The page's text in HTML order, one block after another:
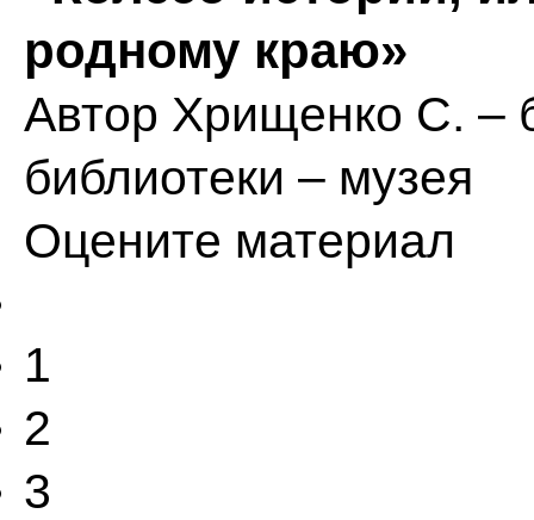
родному краю»
Автор Хрищенко С. –
библиотеки – музея
Оцените материал
1
2
3